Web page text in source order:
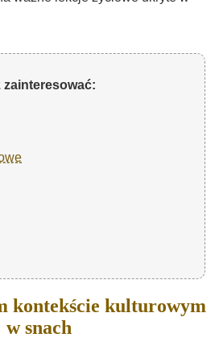
zainteresować:
kontekście kulturowym
w snach